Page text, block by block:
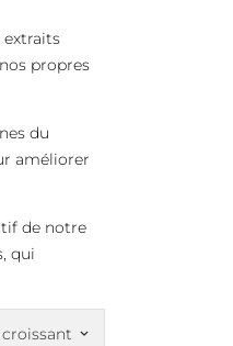
extraits
propres
du
améliorer
de notre
qui
croissant keyboard_arrow_down